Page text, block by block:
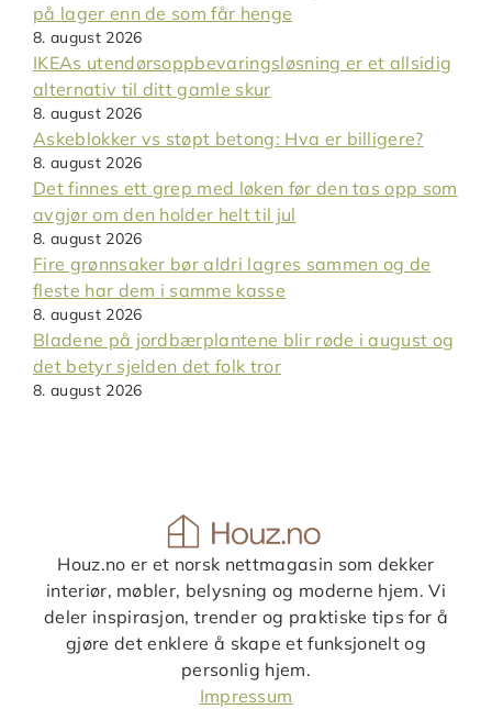
på lager enn de som får henge
8. august 2026
IKEAs utendørsoppbevaringsløsning er et allsidig
alternativ til ditt gamle skur
8. august 2026
Askeblokker vs støpt betong: Hva er billigere?
8. august 2026
Det finnes ett grep med løken før den tas opp som
avgjør om den holder helt til jul
8. august 2026
Fire grønnsaker bør aldri lagres sammen og de
fleste har dem i samme kasse
8. august 2026
Bladene på jordbærplantene blir røde i august og
det betyr sjelden det folk tror
8. august 2026
Houz.no er et norsk nettmagasin som dekker
interiør, møbler, belysning og moderne hjem. Vi
deler inspirasjon, trender og praktiske tips for å
gjøre det enklere å skape et funksjonelt og
personlig hjem.
Impressum